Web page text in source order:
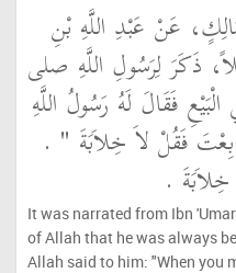
عَنْ عَبْدِ اللَّهِ بْنِ
ذَكَرَ لِرَسُولِ اللَّهِ صلى
فَقَالَ لَهُ رَسُولُ اللَّهِ
فَقُلْ لاَ خِلاَبَةَ ‏" ‏ ‏.‏
‏.‏
It was narrated from Ibn
of Allah that he was always
Allah said to him: "When you